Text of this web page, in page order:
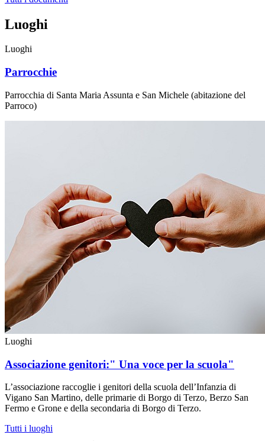
Luoghi
Luoghi
Parrocchie
Parrocchia di Santa Maria Assunta e San Michele (abitazione del
Parroco)
Luoghi
Associazione genitori:" Una voce per la scuola"
L’associazione raccoglie i genitori della scuola dell’Infanzia di
Vigano San Martino, delle primarie di Borgo di Terzo, Berzo San
Fermo e Grone e della secondaria di Borgo di Terzo.
Tutti i luoghi